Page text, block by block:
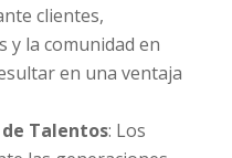
clientes,
y la comunidad en
en una ventaja
Talentos: Los